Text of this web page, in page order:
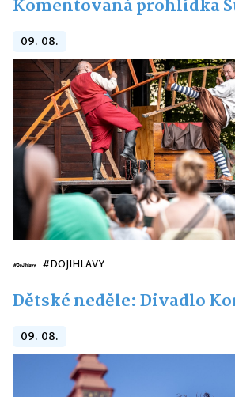
Komentovaná prohlídka
09. 08.
#DOJIHLAVY
Dětské neděle: Divadlo
09. 08.